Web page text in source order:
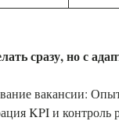
сразу, но с
вакансии:
KPI и контроль